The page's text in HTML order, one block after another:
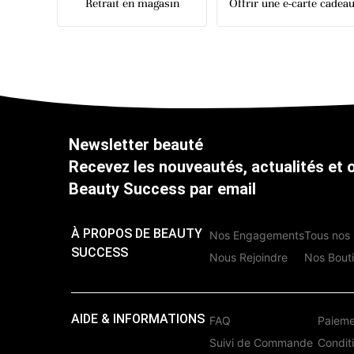
Newsletter beauté
Recevez les nouveautés, actualités et
Beauty Success par email
À PROPOS DE BEAUTY
SUCCESS
Nos Engagements
Nous Rejoindre
Tous
Nos
AIDE & INFORMATIONS FAQ
Suivi de Commande